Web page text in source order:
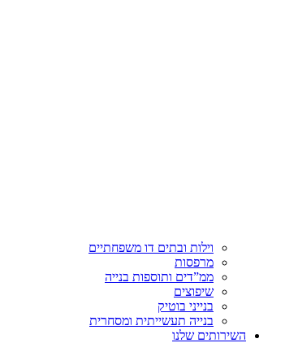
וילות ובתים דו משפחתיים
מרפסות
ממ”דים ותוספות בנייה
שיפוצים
בנייני בוטיק
בנייה תעשייתית ומסחרית
השירותים שלנו